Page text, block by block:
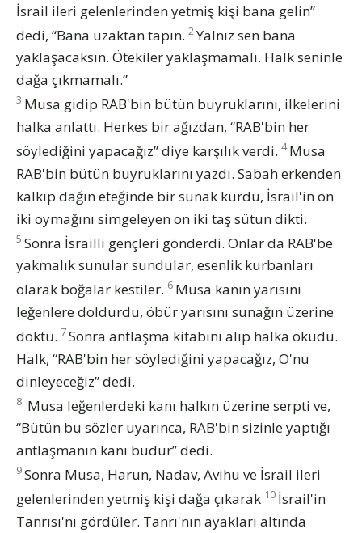
İsrail ileri gelenlerinden yetmiş kişi bana gelin”
dedi, “Bana uzaktan tapın. 2Yalnız sen bana
yaklaşacaksın. Ötekiler yaklaşmamalı. Halk seninle
dağa çıkmamalı.”
3 Musa gidip RAB'bin bütün buyruklarını, ilkelerini
halka anlattı. Herkes bir ağızdan, “RAB'bin her
söylediğini yapacağız” diye karşılık verdi. 4 Musa
RAB'bin bütün buyruklarını yazdı. Sabah erkenden
kalkıp dağın eteğinde bir sunak kurdu, İsrail'in on
iki oymağını simgeleyen on iki taş sütun dikti.
5 Sonra İsrailli gençleri gönderdi. Onlar da RAB'be
yakmalık sunular sundular, esenlik kurbanları
olarak boğalar kestiler. 6 Musa kanın yarısını
leğenlere doldurdu, öbür yarısını sunağın üzerine
döktü. 7Sonra antlaşma kitabını alıp halka okudu.
Halk, “RAB'bin her söylediğini yapacağız, O'nu
dinleyeceğiz” dedi.
8 Musa leğenlerdeki kanı halkın üzerine serpti ve,
“Bütün bu sözler uyarınca, RAB'bin sizinle yaptığı
antlaşmanın kanı budur” dedi.
9Sonra Musa, Harun, Nadav, Avihu ve İsrail ileri
gelenlerinden yetmiş kişi dağa çıkarak 10 İsrail'in
Tanrısı'nı gördüler. Tanrı'nın ayakları altında